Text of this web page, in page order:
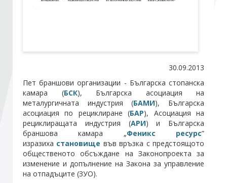
Абонирайте се!
30.09.2013
Пет браншови организации - Българска стопанска
камара (БСК), Българска асоциация на
металургичната индустрия (БАМИ), Българска
асоциация по рециклиране (БАР), Асоциация на
рециклиращата индустрия (АРИ) и Българска
браншова камара „Феникс ресурс”
изразиха становище във връзка с предстоящото
общественото обсъждане на Законопроекта за
изменение и допълнение на Закона за управление
на отпадъците (ЗУО).